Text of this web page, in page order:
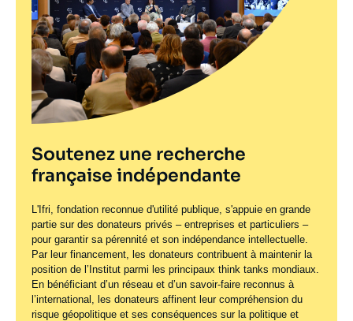
Soutenez une recherche
française indépendante
L'Ifri, fondation reconnue d'utilité publique, s'appuie en grande
partie sur des donateurs privés – entreprises et particuliers –
pour garantir sa pérennité et son indépendance intellectuelle.
Par leur financement, les donateurs contribuent à maintenir la
position de l’Institut parmi les principaux think tanks mondiaux.
En bénéficiant d’un réseau et d’un savoir-faire reconnus à
l’international, les donateurs affinent leur compréhension du
risque géopolitique et ses conséquences sur la politique et